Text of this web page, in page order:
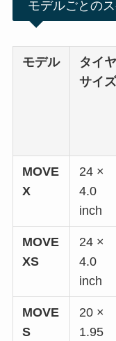
モデルごとの
モデル
タイヤ
サイ
MOVE
X
24 ×
4.0
inch
MOVE
XS
24 ×
4.0
inch
MOVE
S
20 ×
1.95